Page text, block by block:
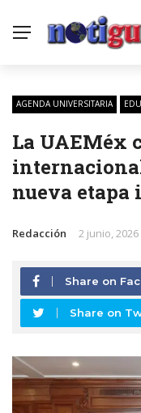
AGENDA UNIVERSITARIA
La UAEMéx
nueva
Redacción 2 junio, 2026
Share on
Share on